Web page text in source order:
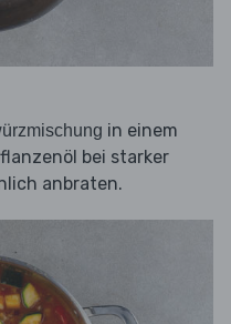
in einem
bei starker
anbraten.